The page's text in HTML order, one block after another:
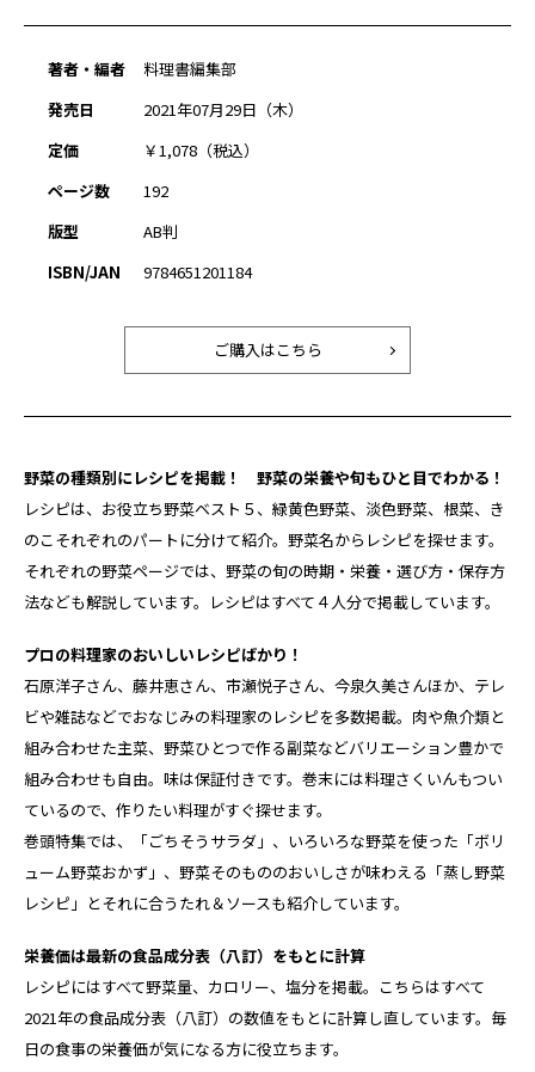
著者・編者
料理書編集部
発売日
2021年07月29日（木）
定価
￥1,078（税込）
ページ数
192
版型
AB判
ISBN/JAN
9784651201184
ご購入はこちら
野菜の種類別にレシピを掲載！ 野菜の栄養や旬もひと目でわかる！
レシピは、お役立ち野菜ベスト５、緑黄色野菜、淡色野菜、根菜、き
のこそれぞれのパートに分けて紹介。野菜名からレシピを探せます。
それぞれの野菜ページでは、野菜の旬の時期・栄養・選び方・保存方
法なども解説しています。レシピはすべて４人分で掲載しています。
プロの料理家のおいしいレシピばかり！
石原洋子さん、藤井恵さん、市瀬悦子さん、今泉久美さんほか、テレ
ビや雑誌などでおなじみの料理家のレシピを多数掲載。肉や魚介類と
組み合わせた主菜、野菜ひとつで作る副菜などバリエーション豊かで
組み合わせも自由。味は保証付きです。巻末には料理さくいんもつい
ているので、作りたい料理がすぐ探せます。
巻頭特集では、「ごちそうサラダ」、いろいろな野菜を使った「ボリ
ューム野菜おかず」、野菜そのもののおいしさが味わえる「蒸し野菜
レシピ」とそれに合うたれ＆ソースも紹介しています。
栄養価は最新の食品成分表（八訂）をもとに計算
レシピにはすべて野菜量、カロリー、塩分を掲載。こちらはすべて
2021年の食品成分表（八訂）の数値をもとに計算し直しています。毎
日の食事の栄養価が気になる方に役立ちます。